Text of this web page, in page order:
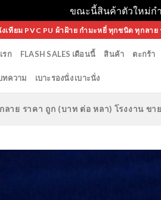
ขณะนี้สินค้าตัวใหม่กำ
เทียม PVC PU ผ้าฝ้าย กำมะหยี่ ทุกชนิด ทุกลาย
รก FLASH SALES เดือนนี้ สินค้า ตะกร้า
ทความ เบาะรองนั่ง เบาะนั่ง
าย ราคา ถูก (บาท ต่อ หลา) โรงงาน ข